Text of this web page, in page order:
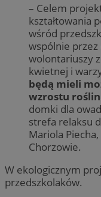
– Celem
kształtowania
wśród
wspólnie przez
wolontariuszy
kwietnej i
będą mieli
wzrostu roślin
domki dla
strefa relaksu
Mariola
Chorzowie.
W ekologicznym
przedszkolaków.